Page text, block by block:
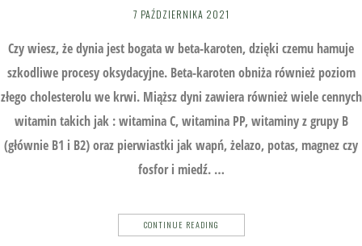
7 PAŹDZIERNIKA 2021
Czy wiesz, że dynia jest bogata w beta-karoten, dzięki czemu hamuje
szkodliwe procesy oksydacyjne. Beta-karoten obniża również poziom
złego cholesterolu we krwi. Miąższ dyni zawiera również wiele cennych
witamin takich jak : witamina C, witamina PP, witaminy z grupy B
(głównie B1 i B2) oraz pierwiastki jak wapń, żelazo, potas, magnez czy
fosfor i miedź. …
CONTINUE READING